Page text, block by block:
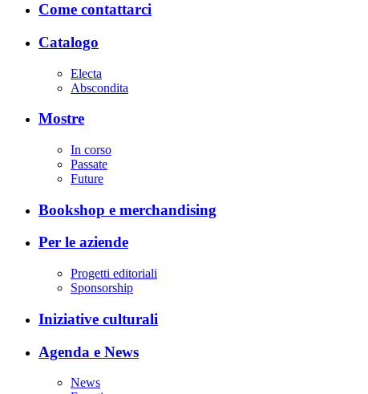
Come contattarci
Catalogo
Electa
Abscondita
Mostre
In corso
Passate
Future
Bookshop e merchandising
Per le aziende
Progetti editoriali
Sponsorship
Iniziative culturali
Agenda e News
News